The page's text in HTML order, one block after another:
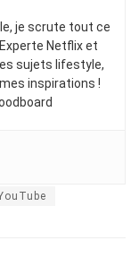
je scrute tout ce
Netflix et
sujets lifestyle,
inspirations !